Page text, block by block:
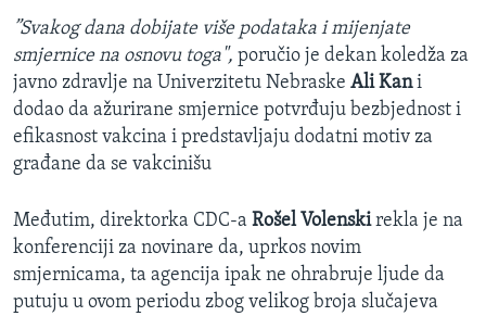
”Svakog dana dobijate više podataka i mijenjate
smjernice na osnovu toga", poručio je dekan koledža za
javno zdravlje na Univerzitetu Nebraske Ali Kani
dodao da ažurirane smjernice potvrđuju bezbjednost i
efikasnost vakcina i predstavljaju dodatni motiv za
građane da se vakcinišu
Međutim, direktorka CDC-a Rošel Volenskirekla je na
konferenciji za novinare da, uprkos novim
smjernicama, ta agencija ipak ne ohrabruje ljude da
putuju u ovom periodu zbog velikog broja slučajeva